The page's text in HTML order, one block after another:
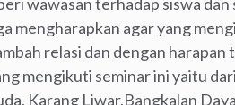
mengharapkan agar yang
relasi dan dengan
mengikuti seminar ini yaitu
Karang Liwar,Bangkalan